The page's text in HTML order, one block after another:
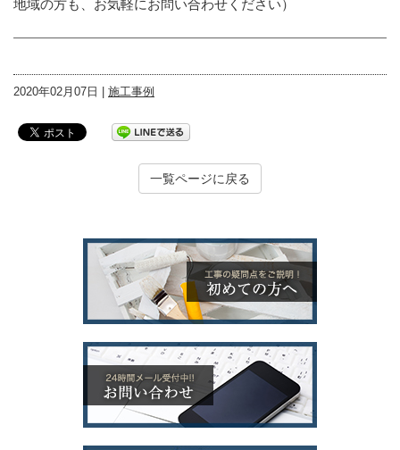
地域の方も、お気軽にお問い合わせください）
2020年02月07日 | 施工事例
一覧ページに戻る